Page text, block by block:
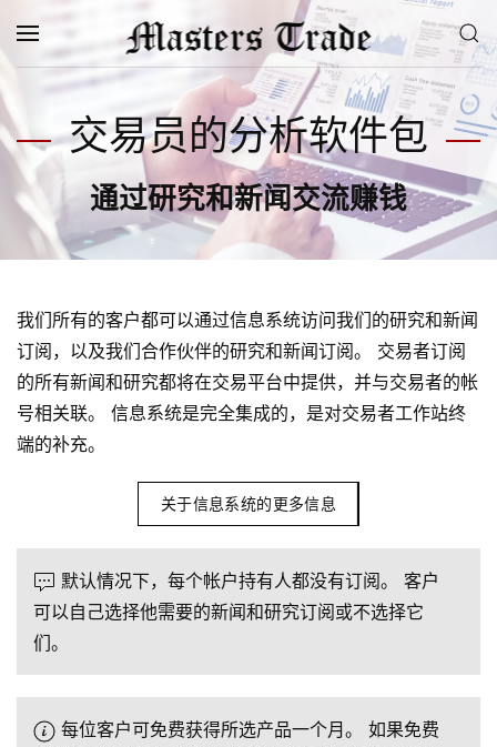
跳至主要内容
交易员的分析软件包
通过研究和新闻交流赚钱
我们所有的客户都可以通过信息系统访问我们的研究和新闻
订阅，以及我们合作伙伴的研究和新闻订阅。 交易者订阅
的所有新闻和研究都将在交易平台中提供，并与交易者的帐
号相关联。 信息系统是完全集成的，是对交易者工作站终
端的补充。
关于信息系统的更多信息
默认情况下，每个帐户持有人都没有订阅。 客户
可以自己选择他需要的新闻和研究订阅或不选择它
们。
每位客户可免费获得所选产品一个月。 如果免费